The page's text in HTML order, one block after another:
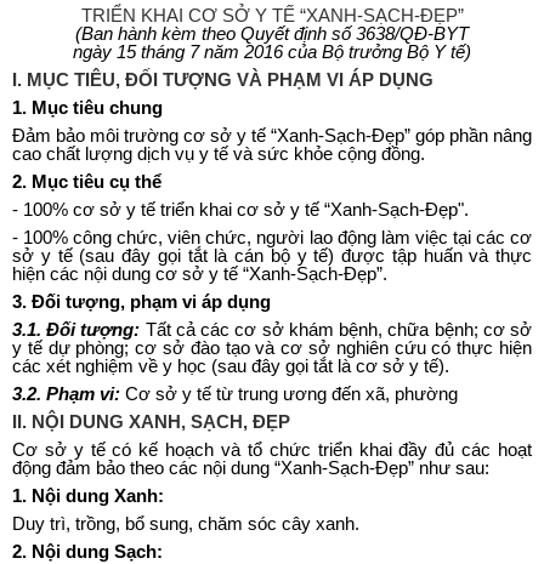
TRIỂN KHAI CƠ SỞ Y TẾ “XANH-SẠCH-ĐẸP”
(Ban hành kèm theo Quyết định số3638/QĐ-BYT
ngày 15tháng 7năm 2016 của Bộ trưởng Bộ Y tế)
I. MỤC TIÊU, ĐỐI TƯỢNG VÀ PHẠM VI ÁP DỤNG
1. Mục tiêu chung
Đảm bảo môi trường cơ sở y tế “Xanh-Sạch-Đẹp” góp phần nâng
cao chất lượng dịch vụ y tế và sức khỏe cộng đồng.
2. Mục tiêu cụ thể
- 100% cơ sở y tế triển khai cơ sở y tế “Xanh-Sạch-Đẹp".
- 100% công chức, viên chức, người lao động làm việc tại các cơ
sở y tế (sau đây gọi tắt là cán bộ y tế) được tập huấn và thực
hiện các nội dung cơ sở y tế “Xanh-Sạch-Đẹp”.
3. Đối tượng, phạm vi áp dụng
3.1.Đối tượng: Tất cả các cơ sở khám bệnh, chữa bệnh; cơ sở
y tế dự phòng; cơ sở đào tạo và cơ sở nghiên cứu có thực hiện
các xét nghiệm về y học (sau đây gọi tắt là cơ sở y tế).
3.2. Phạm vi: Cơ sở y tế từ trung ương đến xã, phường
II. NỘI DUNG XANH, SẠCH, ĐẸP
Cơ sở y tế có kế hoạch và tổ chức triển khai đầy đủ các hoạt
động đảm bảo theo các nội dung “Xanh-Sạch-Đẹp” như sau:
1. Nội dung Xanh:
Duy trì, trồng, bổ sung, chăm sóc cây xanh.
2. Nội dung Sạch: